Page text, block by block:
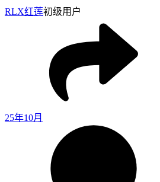
RLX红莲初级用户
25年10月